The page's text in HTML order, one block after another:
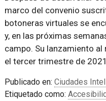
marco del convenio
botoneras virtuales se
y, en las próximas
campo. Su lanzamiento
el tercer trimestre de
Publicado en: Ciudades
Etiquetado como: